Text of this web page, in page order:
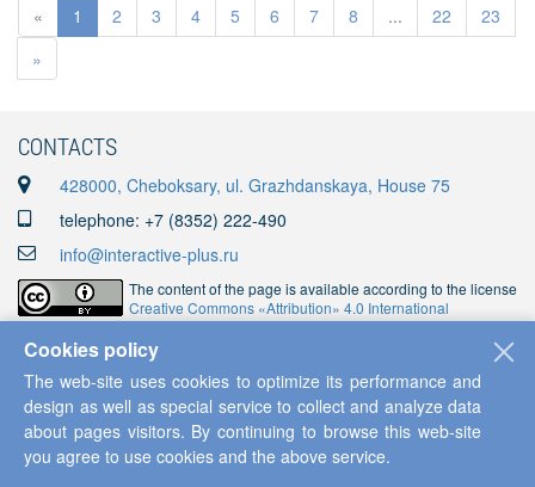
« 1 2 3 4 5 6 7 8 ... 22
23
»
CONTACTS
428000, Cheboksary, ul. Grazhdanskaya, House 75
telephone: +7 (8352) 222-490
info@interactive-plus.ru
The content of the page is available according to the license
Creative Commons «Attribution» 4.0 International
SUBSCRIPTION FORM
Subscribe to our newsletter and become one of the first to be informed of all
the news!
Cookies policy
The web-site uses cookies to optimize its performance and
design as well as special service to collect and analyze data
about pages visitors. By continuing to browse this web-site
you agree to use cookies and the above service.